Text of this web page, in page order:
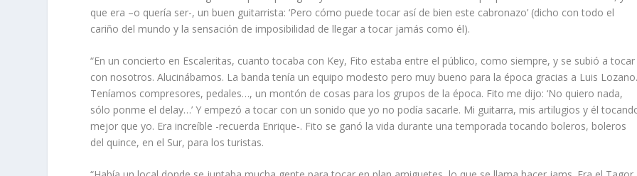
que era –o quería ser-, un buen guitarrista: ‘Pero cómo puede tocar así de bien este cabronazo’ (dicho con todo el
cariño del mundo y la sensación de imposibilidad de llegar a tocar jamás como él).
“En un concierto en Escaleritas, cuanto tocaba con Key, Fito estaba entre el público, como siempre, y se subió a tocar
con nosotros. Alucinábamos. La banda tenía un equipo modesto pero muy bueno para la época gracias a Luis
Teníamos compresores, pedales…, un montón de cosas para los grupos de la época. Fito me dijo: ‘No quiero nada,
sólo ponme el delay…’ Y empezó a tocar con un sonido que yo no podía sacarle. Mi guitarra, mis artilugios y él
mejor que yo. Era increíble -recuerda Enrique-. Fito se ganó la vida durante una temporada tocando boleros, boleros
del quince, en el Sur, para los turistas.